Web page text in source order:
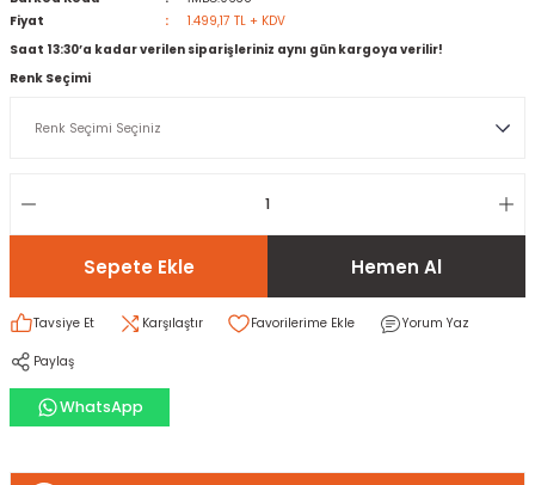
ve Kartonpiyer
Fiyat
1.499,17 TL + KDV
Saat 13:30’a kadar verilen siparişleriniz aynı gün kargoya verilir!
Renk Seçimi
Sepete Ekle Hemen Al
Tavsiye Et Karşılaştır Yorum Yaz
Paylaş
WhatsApp